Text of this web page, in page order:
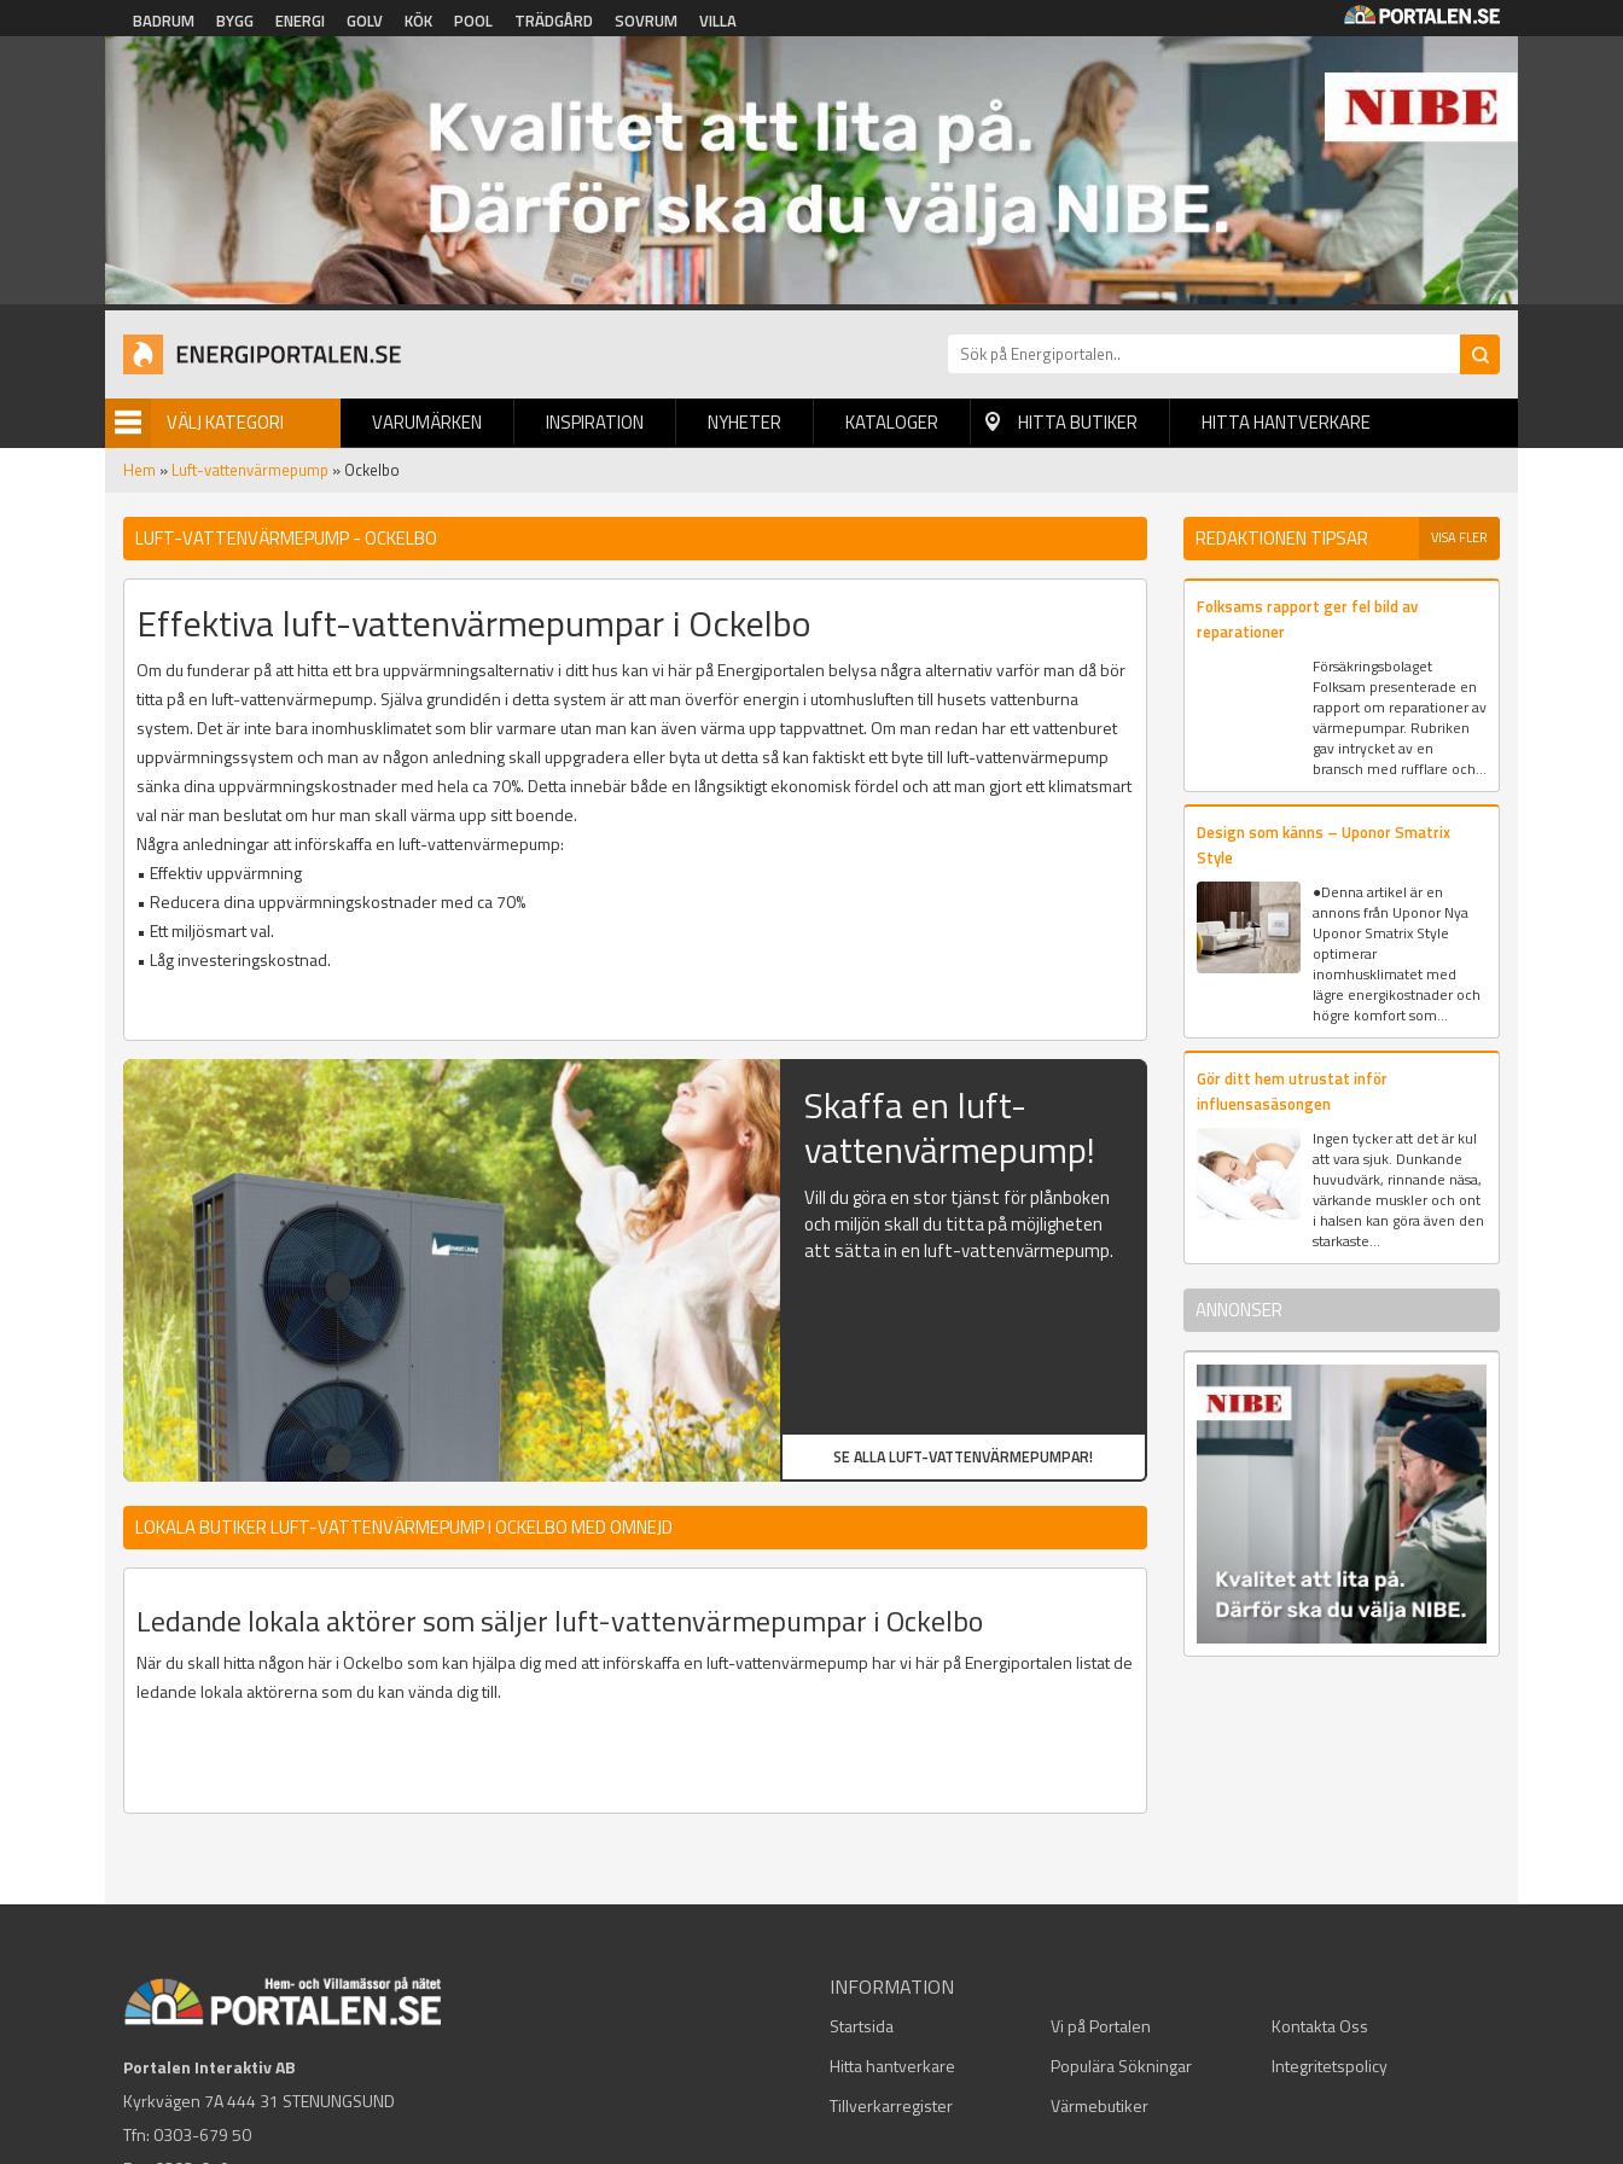
Hoppa till huvudinnehåll
BADRUM BYGG ENERGI GOLV KÖK POOL TRÄDGÅRD SOVRUM VILLA
VÄLJ KATEGORI VARUMÄRKEN INSPIRATION NYHETER
BILDGALLERI KATALOGER HITTA BUTIKER HITTA HANTVERKARE
Hem » Luft-vattenvärmepump » Ockelbo
LUFT-VATTENVÄRMEPUMP - OCKELBO
Effektiva luft-vattenvärmepumpar i Ockelbo
Om du funderar på att hitta ett bra uppvärmningsalternativ i ditt hus kan vi här på Energiportalen belysa några alternativ varför man då bör
titta på en luft-vattenvärmepump. Själva grundidén i detta system är att man överför energin i utomhusluften till husets vattenburna
system. Det är inte bara inomhusklimatet som blir varmare utan man kan även värma upp tappvattnet. Om man redan har ett vattenburet
uppvärmningssystem och man av någon anledning skall uppgradera eller byta ut detta så kan faktiskt ett byte till luft-vattenvärmepump
sänka dina uppvärmningskostnader med hela ca 70%. Detta innebär både en långsiktigt ekonomisk fördel och att man gjort ett klimatsmart
val när man beslutat om hur man skall värma upp sitt boende.
Några anledningar att införskaffa en luft-vattenvärmepump:
• Effektiv uppvärmning
• Reducera dina uppvärmningskostnader med ca 70%
• Ett miljösmart val.
• Låg investeringskostnad.
Skaffa en luft-
vattenvärmepump!
Vill du göra en stor tjänst för plånboken
och miljön skall du titta på möjligheten
att sätta in en luft-vattenvärmepump.
SE ALLA LUFT-VATTENVÄRMEPUMPAR!
LOKALA BUTIKER LUFT-VATTENVÄRMEPUMP I OCKELBO MED OMNEJD
Ledande lokala aktörer som säljer luft-vattenvärmepumpar i Ockelbo
När du skall hitta någon här i Ockelbo som kan hjälpa dig med att införskaffa en luft-vattenvärmepump har vi här på Energiportalen listat de
ledande lokala aktörerna som du kan vända dig till.
REDAKTIONEN TIPSAR VISA FLER
Folksams rapport ger fel bild av
reparationer
Försäkringsbolaget
Folksam presenterade en
rapport om reparationer av
värmepumpar. Rubriken
gav intrycket av en
bransch med rufflare och...
Design som känns – Uponor Smatrix
Style
●Denna artikel är en
annons från Uponor Nya
Uponor Smatrix Style
optimerar
inomhusklimatet med
lägre energikostnader och
högre komfort som...
Gör ditt hem utrustat inför
influensasäsongen
Ingen tycker att det är kul
att vara sjuk. Dunkande
huvudvärk, rinnande näsa,
värkande muskler och ont
i halsen kan göra även den
starkaste...
ANNONSER
Portalen Interaktiv AB
Kyrkvägen 7A 444 31 STENUNGSUND
Tfn: 0303-679 50
INFORMATION
Startsida Vi på Portalen
Kontakta Oss
Hitta hantverkare
Populära Sökningar
Integritetspolicy
Tillverkarregister
Värmebutiker